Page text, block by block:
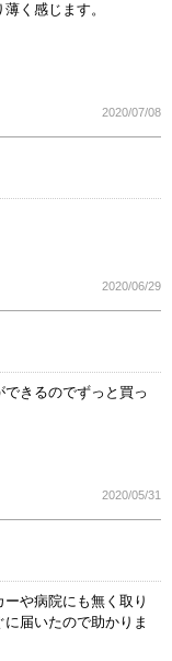
く感じます。
2020/07/08
2020/06/29
きるのでずっと買っ
2020/05/31
や病院にも無く取り
届いたので助かりま